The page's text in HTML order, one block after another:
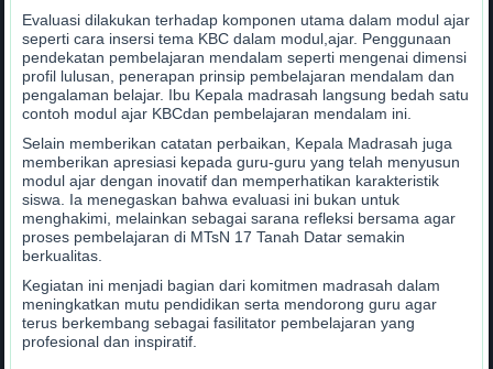
Evaluasi dilakukan terhadap komponen utama dalam modul ajar
seperti cara insersi tema KBC dalam modul,ajar. Penggunaan
pendekatan pembelajaran mendalam seperti mengenai dimensi
profil lulusan, penerapan prinsip pembelajaran mendalam dan
pengalaman belajar. Ibu Kepala madrasah langsung bedah satu
contoh modul ajar KBCdan pembelajaran mendalam ini.
Selain memberikan catatan perbaikan, Kepala Madrasah juga
memberikan apresiasi kepada guru-guru yang telah menyusun
modul ajar dengan inovatif dan memperhatikan karakteristik
siswa. Ia menegaskan bahwa evaluasi ini bukan untuk
menghakimi, melainkan sebagai sarana refleksi bersama agar
proses pembelajaran di MTsN 17 Tanah Datar semakin
berkualitas.
Kegiatan ini menjadi bagian dari komitmen madrasah dalam
meningkatkan mutu pendidikan serta mendorong guru agar
terus berkembang sebagai fasilitator pembelajaran yang
profesional dan inspiratif.